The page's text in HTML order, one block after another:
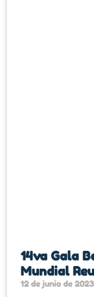
14va Gala
Mundial
12 de junio de 2023